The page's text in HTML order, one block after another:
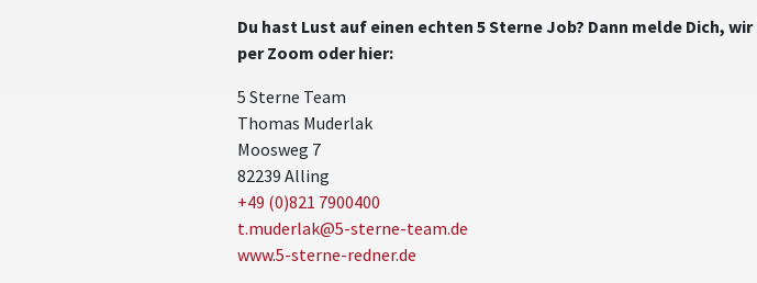
Du hast Lust auf einen echten 5 Sterne Job? Dann melde Dich,
per Zoom oder hier:
5 Sterne Team
Thomas Muderlak
Moosweg 7
82239 Alling
+49 (0)821 7900400
t.muderlak@5-sterne-team.de
www.5-sterne-redner.de